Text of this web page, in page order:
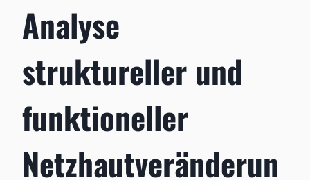
Analyse
struktureller und
funktioneller
Netzhautveränderun